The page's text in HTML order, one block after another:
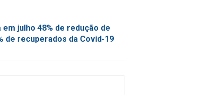
julho 48% de redução de
de recuperados da Covid-19